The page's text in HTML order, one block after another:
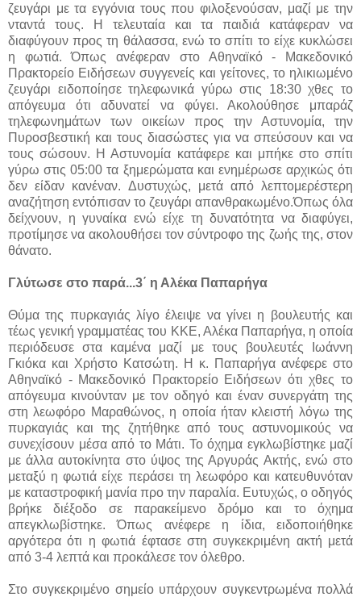
ζευγάρι με τα εγγόνια τους που φιλοξενούσαν, μαζί με την
νταντά τους. Η τελευταία και τα παιδιά κατάφεραν να
διαφύγουν προς τη θάλασσα, ενώ το σπίτι το είχε κυκλώσει
η φωτιά. Όπως ανέφεραν στο Αθηναϊκό - Μακεδονικό
Πρακτορείο Ειδήσεων συγγενείς και γείτονες, το ηλικιωμένο
ζευγάρι ειδοποίησε τηλεφωνικά γύρω στις 18:30 χθες το
απόγευμα ότι αδυνατεί να φύγει. Ακολούθησε μπαράζ
τηλεφωνημάτων των οικείων προς την Αστυνομία, την
Πυροσβεστική και τους διασώστες για να σπεύσουν και να
τους σώσουν. Η Αστυνομία κατάφερε και μπήκε στο σπίτι
γύρω στις 05:00 τα ξημερώματα και ενημέρωσε αρχικώς ότι
δεν είδαν κανέναν. Δυστυχώς, μετά από λεπτομερέστερη
αναζήτηση εντόπισαν το ζευγάρι απανθρακωμένο.Όπως όλα
δείχνουν, η γυναίκα ενώ είχε τη δυνατότητα να διαφύγει,
προτίμησε να ακολουθήσει τον σύντροφο της ζωής της, στον
θάνατο.
Γλύτωσε στο παρά...3΄ η Αλέκα Παπαρήγα
Θύμα της πυρκαγιάς λίγο έλειψε να γίνει η βουλευτής και
τέως γενική γραμματέας του ΚΚΕ, Αλέκα Παπαρήγα, η οποία
περιόδευσε στα καμένα μαζί με τους βουλευτές Ιωάννη
Γκιόκα και Χρήστο Κατσώτη. Η κ. Παπαρήγα ανέφερε στο
Αθηναϊκό - Μακεδονικό Πρακτορείο Ειδήσεων ότι χθες το
απόγευμα κινούνταν με τον οδηγό και έναν συνεργάτη της
στη λεωφόρο Μαραθώνος, η οποία ήταν κλειστή λόγω της
πυρκαγιάς και της ζητήθηκε από τους αστυνομικούς να
συνεχίσουν μέσα από το Μάτι. Το όχημα εγκλωβίστηκε μαζί
με άλλα αυτοκίνητα στο ύψος της Αργυράς Ακτής, ενώ στο
μεταξύ η φωτιά είχε περάσει τη λεωφόρο και κατευθυνόταν
με καταστροφική μανία προ την παραλία. Ευτυχώς, ο οδηγός
βρήκε διέξοδο σε παρακείμενο δρόμο και το όχημα
απεγκλωβίστηκε. Όπως ανέφερε η ίδια, ειδοποιήθηκε
αργότερα ότι η φωτιά έφτασε στη συγκεκριμένη ακτή μετά
από 3-4 λεπτά και προκάλεσε τον όλεθρο.
Στο συγκεκριμένο σημείο υπάρχουν συγκεντρωμένα πολλά